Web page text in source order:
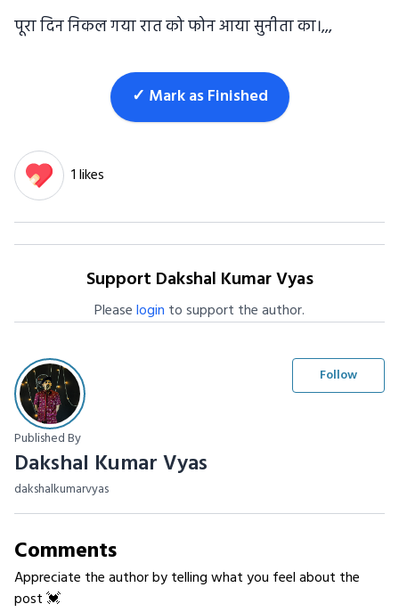
पूरा दिन निकल गया रात को फोन आया सुनीता का।,,,
✓ Mark as Finished
1 likes
Support Dakshal Kumar Vyas
Pleaselogin to support the author.
Published By
Dakshal Kumar Vyas
dakshalkumarvyas
Follow
Comments
Appreciate the author by telling what you feel about the
post 💓